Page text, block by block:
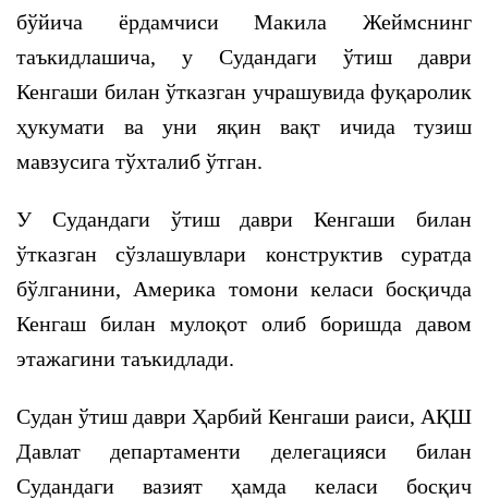
бўйича ёрдамчиси Макила Жеймснинг
таъкидлашича, у Судандаги ўтиш даври
Кенгаши билан ўтказган учрашувида фуқаролик
ҳукумати ва уни яқин вақт ичида тузиш
мавзусига тўхталиб ўтган.
У Судандаги ўтиш даври Кенгаши билан
ўтказган сўзлашувлари конструктив суратда
бўлганини, Америка томони келаси босқичда
Кенгаш билан мулоқот олиб боришда давом
этажагини таъкидлади.
Судан ўтиш даври Ҳарбий Кенгаши раиси, АҚШ
Давлат департаменти делегацияси билан
Судандаги вазият ҳамда келаси босқич